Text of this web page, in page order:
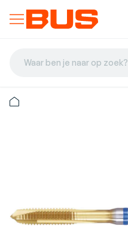
Waar ben je naar op zoek?